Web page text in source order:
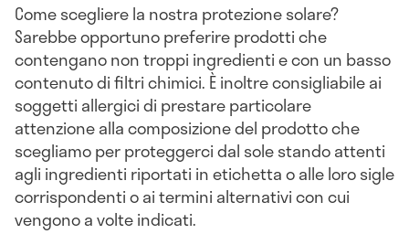
Come scegliere la nostra protezione solare?
Sarebbe opportuno preferire prodotti che
contengano non troppi ingredienti e con un basso
contenuto di filtri chimici. È inoltre consigliabile ai
soggetti allergici di prestare particolare
attenzione alla composizione del prodotto che
scegliamo per proteggerci dal sole stando attenti
agli ingredienti riportati in etichetta o alle loro sigle
corrispondenti o ai termini alternativi con cui
vengono a volte indicati.